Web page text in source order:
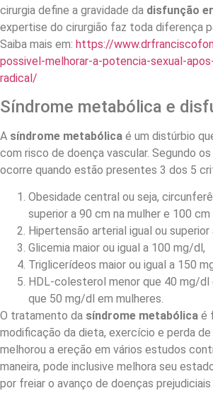
cirurgia define a gravidade da disfunção
expertise do cirurgião faz toda diferença
Saiba mais em: https://
possivel-melhorar-a-potencia-sexual-
radical/
Síndrome metabólica e
A síndrome metabólica é um distúrbio
com risco de doença vascular. Segundo
ocorre quando estão presentes 3 dos 5
Obesidade central ou seja,
superior a 90 cm na mulher e 100 cm
Hipertensão arterial igual ou
Glicemia maior ou igual a 100 mg/dl,
Triglicerídeos maior ou igual a 150
HDL-colesterol menor que 40 mg/dl
que 50 mg/dl em mulheres.
O tratamento da síndrome metabólica é
modificação da dieta, exercício e perda de
melhorou a ereção em vários estudos
maneira, pode inclusive melhora seu
por freiar o avanço de doenças